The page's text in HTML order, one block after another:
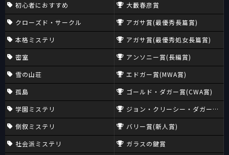
初心者におすすめ
クローズド・サークル
本格ミステリ
密室
雪の山荘
孤島
学園ミステリ
倒叙ミステリ
社会派ミステリ
大藪春彦賞
アガサ賞(最優秀長篇賞)
アガサ賞(最優秀処女長篇賞)
アンソニー賞(長編賞)
エドガー賞(MWA賞)
ゴールド・ダガー賞(CWA賞)
ジョン・クリーシー・ダガー賞
バリー賞(新人賞)
ガラスの鍵賞